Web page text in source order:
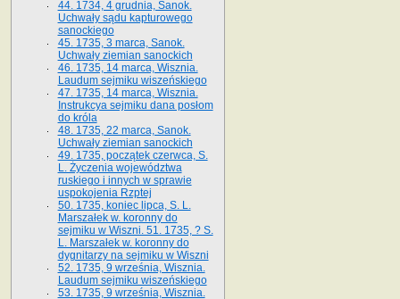
44. 1734, 4 grudnia, Sanok.
Uchwały sądu kapturowego
sanockiego
45. 1735, 3 marca, Sanok.
Uchwały ziemian sanockich
46. 1735, 14 marca, Wisznia.
Laudum sejmiku wiszeńskiego
47. 1735, 14 marca, Wisznia.
Instrukcya sejmiku dana posłom
do króla
48. 1735, 22 marca, Sanok.
Uchwały ziemian sanockich
49. 1735, początek czerwca, S.
L. Życzenia województwa
ruskiego i innych w sprawie
uspokojenia Rzptej
50. 1735, koniec lipca, S. L.
Marszałek w. koronny do
sejmiku w Wiszni. 51. 1735, ? S.
L. Marszałek w. koronny do
dygnitarzy na sejmiku w Wiszni
52. 1735, 9 września, Wisznia.
Laudum sejmiku wiszeńskiego
53. 1735, 9 września, Wisznia.